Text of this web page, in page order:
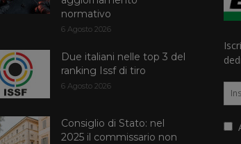
normativo
6 Agosto 2026
Due italiani nelle top 3 del
ranking Issf di tiro
6 Agosto 2026
Consiglio di Stato: nel
2025 il commissario non